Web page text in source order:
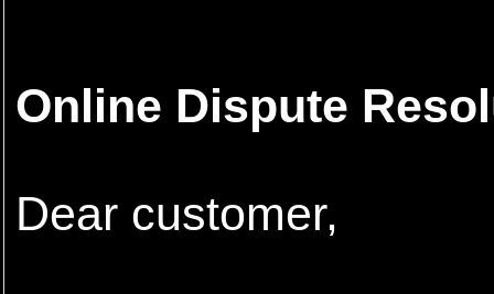
Online Dispute
Dear customer,